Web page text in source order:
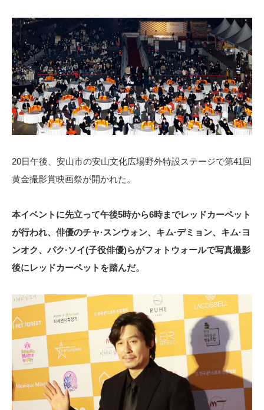
20日午後、安山市の安山文化広場野外特設ステージで第41回
黄金撮影賞映画祭が開かれた。
本イベントに先立って午後5時から6時までレッドカーペット
が行われ、俳優のチャ·スンウォン、キム·デミョン、キム·ヨ
ンオク、パク·ソイ(子役俳優)らがフォトウォールで写真撮影
後にレッドカーペットを踏んだ。